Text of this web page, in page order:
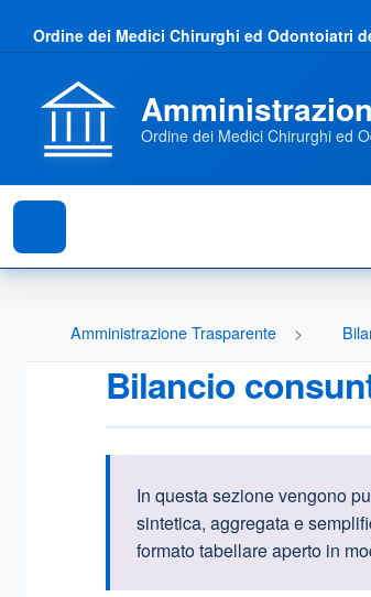
Ordine dei Medici Chirurghi ed Odontoiatri
Ordine dei Medici Chirurghi ed
Amministrazione Trasparente
Bilancio
In questa sezione vengono
sintetica, aggregata e
formato tabellare aperto in